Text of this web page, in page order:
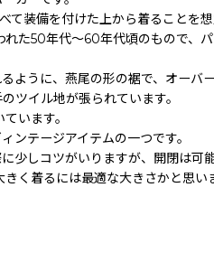
て装備を付けた上から着ることを
た50年代〜60年代頃のもので、
ように、燕尾の形の裾で、オーバ
ツイル地が張られています。
います。
ンテージアイテムの一つです。
少しコツがいりますが、開閉は可能
く着るには最適な大きさかと思い